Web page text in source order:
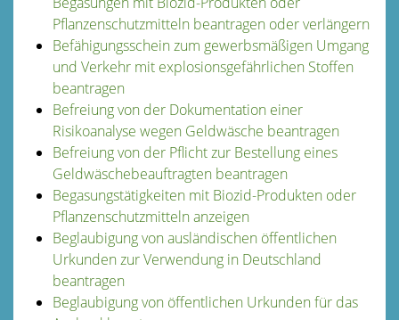
Pflanzenschutzmitteln beantragen oder verlängern
Befähigungsschein zum gewerbsmäßigen Umgang
und Verkehr mit explosionsgefährlichen Stoffen
beantragen
Befreiung von der Dokumentation einer
Risikoanalyse wegen Geldwäsche beantragen
Befreiung von der Pflicht zur Bestellung eines
Geldwäschebeauftragten beantragen
Begasungstätigkeiten mit Biozid-Produkten oder
Pflanzenschutzmitteln anzeigen
Beglaubigung von ausländischen öffentlichen
Urkunden zur Verwendung in Deutschland
beantragen
Beglaubigung von öffentlichen Urkunden für das